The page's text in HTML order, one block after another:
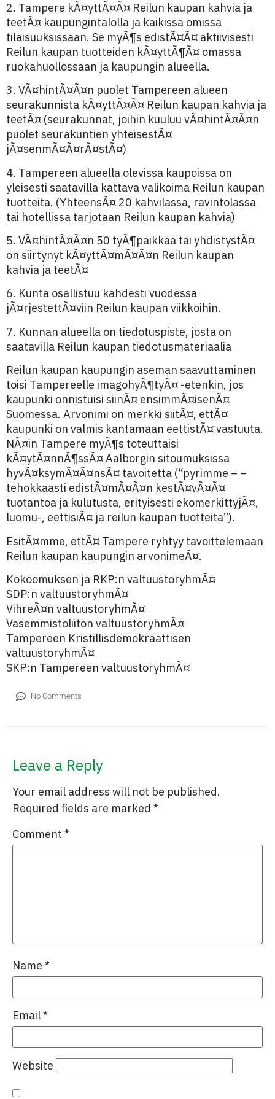
2. Tampere kÃ¤yttÃ¤Ã¤ Reilun kaupan kahvia ja
teetÃ¤ kaupungintalolla ja kaikissa omissa
tilaisuuksissaan. Se myÃ¶s edistÃ¤Ã¤ aktiivisesti
Reilun kaupan tuotteiden kÃ¤yttÃ¶Ã¤ omassa
ruokahuollossaan ja kaupungin alueella.
3. VÃ¤hintÃ¤Ã¤n puolet Tampereen alueen
seurakunnista kÃ¤yttÃ¤Ã¤ Reilun kaupan kahvia ja
teetÃ¤ (seurakunnat, joihin kuuluu vÃ¤hintÃ¤Ã¤n
puolet seurakuntien yhteisestÃ¤
jÃ¤senmÃ¤Ã¤rÃ¤stÃ¤)
4. Tampereen alueella olevissa kaupoissa on
yleisesti saatavilla kattava valikoima Reilun kaupan
tuotteita. (YhteensÃ¤ 20 kahvilassa, ravintolassa
tai hotellissa tarjotaan Reilun kaupan kahvia)
5. VÃ¤hintÃ¤Ã¤n 50 tyÃ¶paikkaa tai yhdistystÃ¤
on siirtynyt kÃ¤yttÃ¤mÃ¤Ã¤n Reilun kaupan
kahvia ja teetÃ¤
6. Kunta osallistuu kahdesti vuodessa
jÃ¤rjestettÃ¤viin Reilun kaupan viikkoihin.
7. Kunnan alueella on tiedotuspiste, josta on
saatavilla Reilun kaupan tiedotusmateriaalia
Reilun kaupan kaupungin aseman saavuttaminen
toisi Tampereelle imagohyÃ¶tyÃ¤ -etenkin, jos
kaupunki onnistuisi siinÃ¤ ensimmÃ¤isenÃ¤
Suomessa. Arvonimi on merkki siitÃ¤, ettÃ¤
kaupunki on valmis kantamaan eettistÃ¤ vastuuta.
NÃ¤in Tampere myÃ¶s toteuttaisi
kÃ¤ytÃ¤nnÃ¶ssÃ¤ Aalborgin sitoumuksissa
hyvÃ¤ksymÃ¤Ã¤nsÃ¤ tavoitetta (“pyrimme – –
tehokkaasti edistÃ¤mÃ¤Ã¤n kestÃ¤vÃ¤Ã¤
tuotantoa ja kulutusta, erityisesti ekomerkittyjÃ¤,
luomu-, eettisiÃ¤ ja reilun kaupan tuotteita”).
EsitÃ¤mme, ettÃ¤ Tampere ryhtyy tavoittelemaan
Reilun kaupan kaupungin arvonimeÃ¤.
Kokoomuksen ja RKP:n valtuustoryhmÃ¤
SDP:n valtuustoryhmÃ¤
VihreÃ¤n valtuustoryhmÃ¤
Vasemmistoliiton valtuustoryhmÃ¤
Tampereen Kristillisdemokraattisen
valtuustoryhmÃ¤
SKP:n Tampereen valtuustoryhmÃ¤
No Comments
Leave a Reply
Your email address will not be published.
Required fields are marked *
Comment *
Name *
Email*
Website